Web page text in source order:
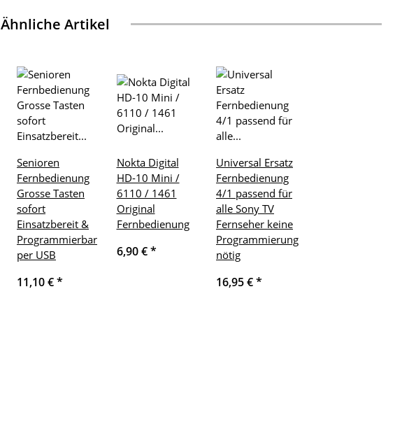
Ähnliche Artikel
Senioren
Fernbedienung
Grosse Tasten
sofort
Einsatzbereit &
Programmierbar
per USB
11,10 €*
Nokta Digital
HD-10 Mini /
6110 / 1461
Original
Fernbedienung
6,90 €*
Universal Ersatz
Fernbedienung
4/1 passend für
alle Sony TV
Fernseher keine
Programmierung
nötig
16,95 €*